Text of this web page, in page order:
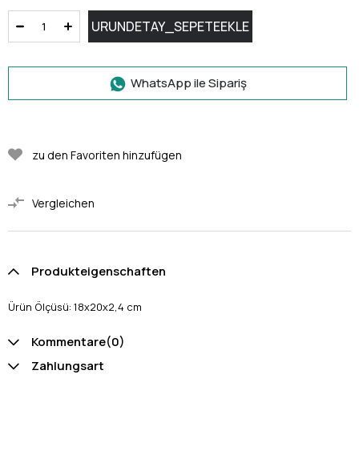
WhatsApp ile Sipariş
zu den Favoriten hinzufügen
Vergleichen
Produkteigenschaften
Ürün Ölçüsü: 18x20x2,4 cm
Kommentare(0)
Zahlungsart